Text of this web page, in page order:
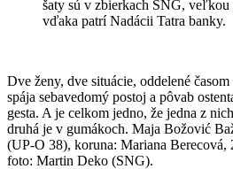
šaty sú v zbierkach SNG,
vďaka patrí Nadácii Tatra banky.
Dve ženy, dve situácie, oddelené
spája sebavedomý postoj a pôvab
gesta. A je celkom jedno, že jedna z
druhá je v gumákoch. Maja Božović
(UP-O 38), koruna: Mariana Berecová,
foto: Martin Deko (SNG).